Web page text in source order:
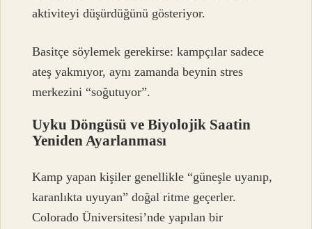
aktiviteyi düşürdüğünü gösteriyor.
Basitçe söylemek gerekirse: kampçılar sadece
ateş yakmıyor, aynı zamanda beynin stres
merkezini “soğutuyor”.
Uyku Döngüsü ve Biyolojik Saatin
Yeniden Ayarlanması
Kamp yapan kişiler genellikle “güneşle uyanıp,
karanlıkta uyuyan” doğal ritme geçerler.
Colorado Üniversitesi’nde yapılan bir